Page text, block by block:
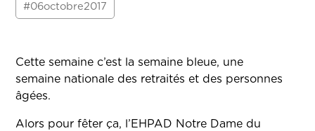
#06octobre2017
Cette semaine c’est la semaine bleue, une
semaine nationale des retraités et des personnes
âgées.
Alors pour fêter ça, l’EHPAD Notre Dame du